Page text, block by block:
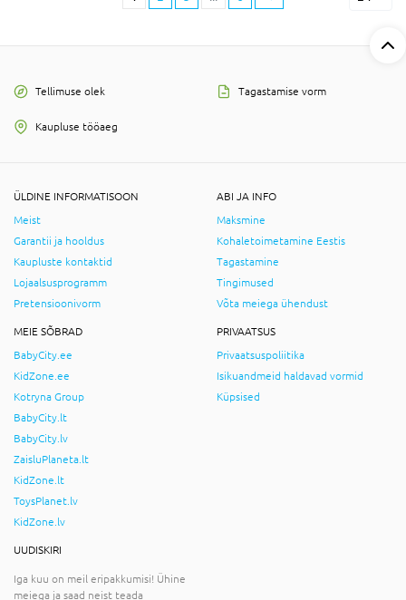
Tellimuse olek Tagastamise vorm
Kaupluse tööaeg
ÜLDINE INFORMATISOON
Meist
Garantii ja hooldus
Kaupluste kontaktid
Lojaalsusprogramm
Pretensioonivorm
ABI JA INFO
Maksmine
Kohaletoimetamine Eestis
Tagastamine
Tingimused
Võta meiega ühendust
MEIE SÕBRAD
BabyCity.ee
KidZone.ee
Kotryna Group
BabyCity.lt
BabyCity.lv
ZaisluPlaneta.lt
KidZone.lt
ToysPlanet.lv
KidZone.lv
PRIVAATSUS
Privaatsuspoliitika
Isikuandmeid haldavad vormid
Küpsised
UUDISKIRI
Iga kuu on meil eripakkumisi! Ühine
meiega ja saad neist teada